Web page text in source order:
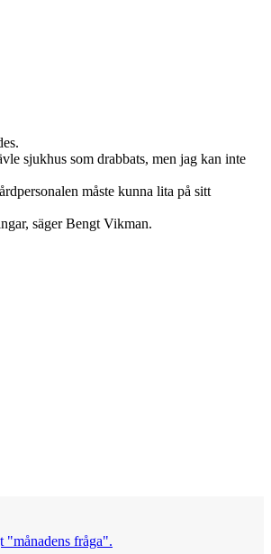
sjukhus som drabbats, men jag kan inte
måste kunna lita på sitt
säger Bengt Vikman.
"månadens fråga".